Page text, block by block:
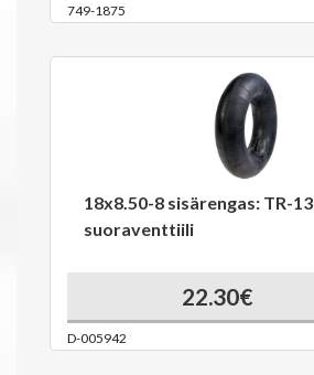
749-1875
18x8.50-8 sisärengas: TR-13
suoraventtiili
22.30€
D-005942